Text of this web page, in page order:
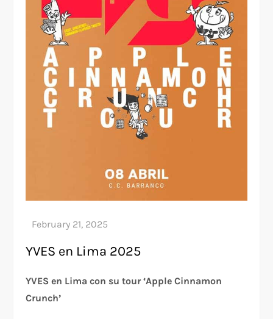
YVES en Lima 2025
YVES en Lima con su tour ‘Apple Cinnamon
Crunch’